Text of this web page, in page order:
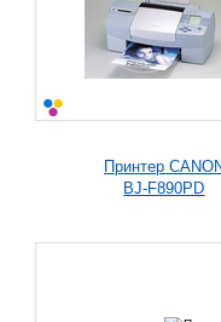
Принтер
BJ-F890PD